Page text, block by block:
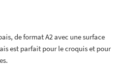
de format A2 avec une surface
est parfait pour le croquis et pour